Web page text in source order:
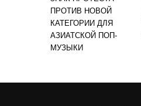
ПРОТИВ НОВОЙ
КАТЕГОРИИ ДЛЯ
АЗИАТСКОЙ ПОП-
МУЗЫКИ